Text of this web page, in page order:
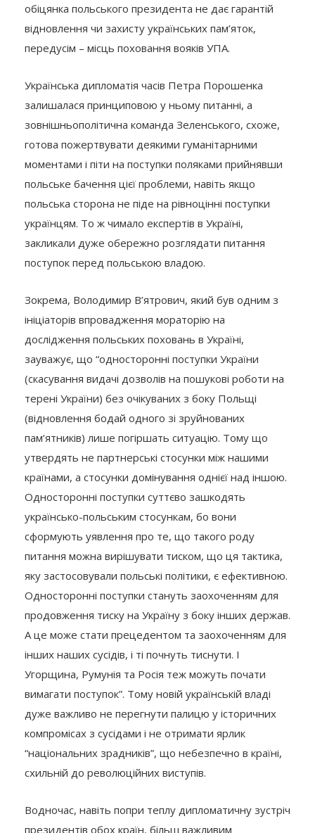
обіцянка польського президента не дає гарантій
відновлення чи захисту українських пам’яток,
передусім – місць поховання вояків УПА.
Українська дипломатія часів Петра Порошенка
залишалася принциповою у ньому питанні, а
зовнішньополітична команда Зеленського, схоже,
готова пожертвувати деякими гуманітарними
моментами і піти на поступки поляками прийнявши
польське бачення цієї проблеми, навіть якщо
польська сторона не піде на рівноцінні поступки
українцям. То ж чимало експертів в Україні,
закликали дуже обережно розглядати питання
поступок перед польською владою.
Зокрема, Володимир В’ятрович, який був одним з
ініціаторів впровадження мораторію на
дослідження польських поховань в Україні,
зауважує, що “односторонні поступки України
(скасування видачі дозволів на пошукові роботи на
терені України) без очікуваних з боку Польщі
(відновлення бодай одного зі зруйнованих
пам‘ятників) лише погіршать ситуацію. Тому що
утвердять не партнерські стосунки між нашими
країнами, а стосунки домінування однієї над іншою.
Односторонні поступки суттєво зашкодять
українсько-польським стосункам, бо вони
сформують уявлення про те, що такого роду
питання можна вирішувати тиском, що ця тактика,
яку застосовували польські політики, є ефективною.
Односторонні поступки стануть заохоченням для
продовження тиску на Україну з боку інших держав.
А це може стати прецедентом та заохоченням для
інших наших сусідів, і ті почнуть тиснути. І
Угорщина, Румунія та Росія теж можуть почати
вимагати поступок”. Тому новій українській владі
дуже важливо не перегнути палицю у історичних
компромісах з сусідами і не отримати ярлик
“національних зрадників”, що небезпечно в країні,
схильній до революційних виступів.
Водночас, навіть попри теплу дипломатичну зустріч
президентів обох країн, більш важливим